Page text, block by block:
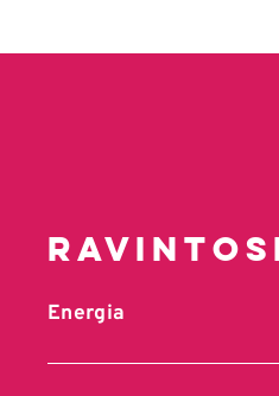
Energia